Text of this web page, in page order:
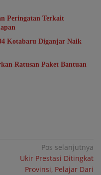
Peringatan Terkait
Kotabaru Diganjar Naik
Ratusan Paket Bantuan
Pos selanjutnya
Ukir Prestasi Ditingkat
Provinsi, Pelajar Dari